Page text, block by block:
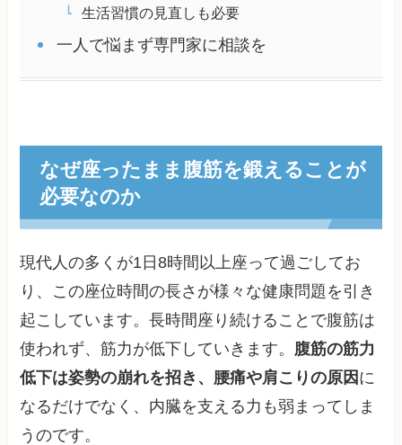
生活習慣の見直しも必要
一人で悩まず専門家に相談を
なぜ座ったまま腹筋を鍛えることが
必要なのか
現代人の多くが1日8時間以上座って過ごしてお
り、この座位時間の長さが様々な健康問題を引き
起こしています。長時間座り続けることで腹筋は
使われず、筋力が低下していきます。 腹筋の筋力
低下は姿勢の崩れを招き、腰痛や肩こりの原因 に
なるだけでなく、内臓を支える力も弱まってしま
うのです。